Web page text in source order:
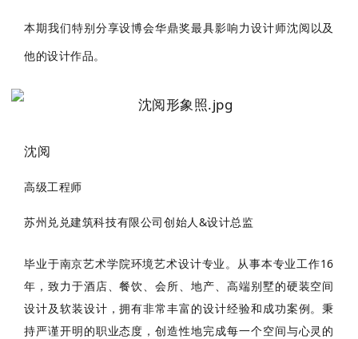
本期我们特别分享设博会华鼎奖最具影响力设计师沈阅以及
他的设计作品。
沈阅
高级工程师
苏州兑兑建筑科技有限公司创始人&设计总监
毕业于南京艺术学院环境艺术设计专业。从事本专业工作16
年，致力于酒店、餐饮、会所、地产、高端别墅的硬装空间
设计及软装设计，拥有非常丰富的设计经验和成功案例。秉
持严谨开明的职业态度，创造性地完成每一个空间与心灵的